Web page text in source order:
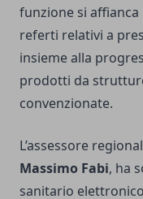
funzione si
referti relativi a
insieme alla
prodotti da
convenzionate.
L’assessore
Massimo Fabi, ha
sanitario